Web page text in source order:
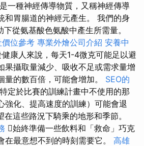
一種神經傳導物質，又稱神經傳導
和胃腸道的神經元產生。 我們的身
從氨基酸色氨酸中產生所需量。
位參考 專業外燴公司介紹 安養中
健康人來說，每天1-4微克可能足以避
果攝取量減少、吸收不足或需求量增
量的數百倍，可能會增加。 SEO的
定於比賽的訓練計畫中不使用的那
強化、提高速度的訓練）可能會退
這些路況下騎乘的地形和季節。
始終準備一些飲料和「救命」巧克
在最意想不到的時刻需要它。 高雄